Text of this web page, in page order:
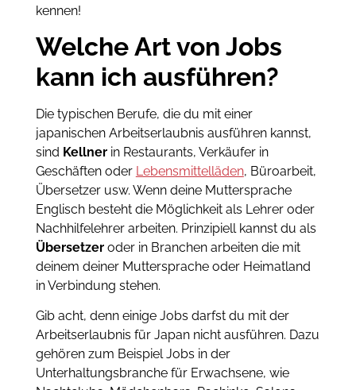
kennen!
Welche Art von Jobs
kann ich ausführen?
Die typischen Berufe, die du mit einer
japanischen Arbeitserlaubnis ausführen kannst,
sind Kellnerin Restaurants, Verkäufer in
Geschäften oder Lebensmittelläden, Büroarbeit,
Übersetzer usw. Wenn deine Muttersprache
Englisch besteht die Möglichkeit als Lehrer oder
Nachhilfelehrer arbeiten. Prinzipiell kannst du als
Übersetzeroder in Branchen arbeiten die mit
deinem deiner Muttersprache oder Heimatland
in Verbindung stehen.
Gib acht, denn einige Jobs darfst du mit der
Arbeitserlaubnis für Japan nicht ausführen. Dazu
gehören zum Beispiel Jobs in der
Unterhaltungsbranche für Erwachsene, wie